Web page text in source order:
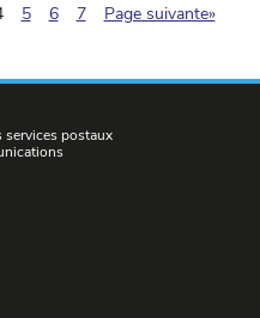
(pagination.current)
5 6 7 Page suivante»
services postaux